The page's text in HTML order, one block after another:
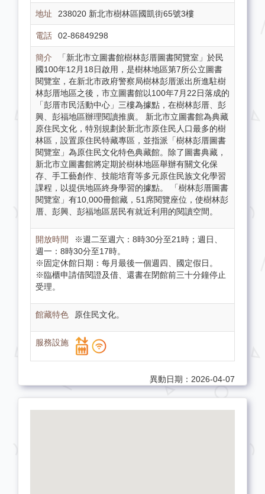
238020 新北市樹林區國凱街65號3樓
02-86849298
「新北市立圖書館樹林彭厝圖書閱覽室」於民
國100年12月18日啟用，是樹林地區第7所公立圖書
閱覽室，在新北市政府警察局樹林彭厝派出所進駐樹
林彭厝地區之後，市立圖書館以100年7月22日落成的
「彭厝市民活動中心」三樓為據點，在樹林彭厝、彭
興、彭福地區辦理閱讀推廣。 新北市立圖書館為典藏
原住民文化，特別規劃於新北市原住民人口最多的樹
林區，設置原住民特藏專區，並指派「樹林彭厝圖書
閱覽室」為原住民文化特色典藏館。除了圖書典藏，
新北市立圖書館將定期於樹林地區舉辦有關文化保
存、手工藝創作、技能培育等多元原住民族文化學習
課程，以提供地區終身學習的據點。 「樹林彭厝圖書
閱覽室」有10,000冊館藏，51席閱覽座位，使樹林彭
厝、彭興、彭福地區居民有就近利用的閱讀空間。
※週二至週六：8時30分至21時；週日、
週一：8時30分至17時。
※固定休館日期：每月最後一個週四、國定假日。
※臨櫃申請借閱證及借、還書在閉館前三十分鐘停止
受理。
原住民文化。
異動日期：2026-04-07